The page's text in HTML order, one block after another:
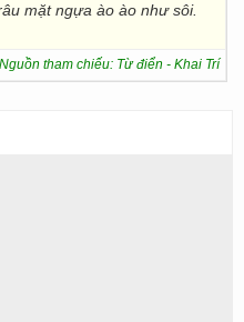
mặt ngựa ào ào như sôi.
Nguồn tham chiếu: Từ điển - Khai Trí